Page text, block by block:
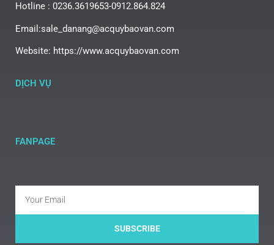
Hotline : 0236.3619653-0912.864.824
Email:sale_danang@acquybaovan.com
Website: https://www.acquybaovan.com
DỊCH VỤ
FANPAGE
SUBSCRIBE